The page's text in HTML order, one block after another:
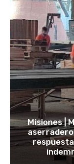
Misiones |